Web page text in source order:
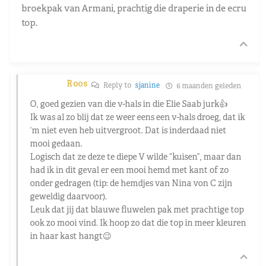
broekpak van Armani, prachtig die draperie in de ecru
top.
Roos Reply to sjanine 6 maanden geleden
O, goed gezien van die v-hals in die Elie Saab jurk👍
Ik was al zo blij dat ze weer eens een v-hals droeg, dat ik
‘m niet even heb uitvergroot. Dat is inderdaad niet
mooi gedaan.
Logisch dat ze deze te diepe V wilde “kuisen”, maar dan
had ik in dit geval er een mooi hemd met kant of zo
onder gedragen (tip: de hemdjes van Nina von C zijn
geweldig daarvoor).
Leuk dat jij dat blauwe fluwelen pak met prachtige top
ook zo mooi vind. Ik hoop zo dat die top in meer kleuren
in haar kast hangt😉